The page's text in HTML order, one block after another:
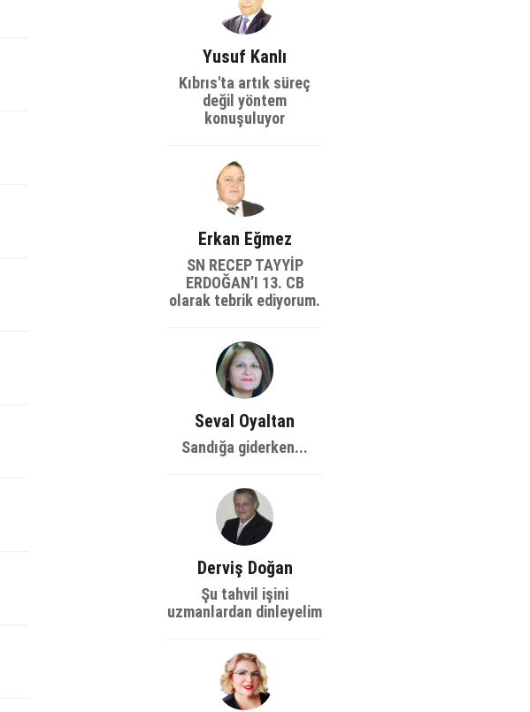
Yusuf Kanlı
Kıbrıs'ta artık süreç
değil yöntem
konuşuluyor
Erkan Eğmez
SN RECEP TAYYİP
ERDOĞAN’I 13. CB
olarak tebrik ediyorum.
Seval Oyaltan
Sandığa giderken...
Derviş Doğan
Şu tahvil işini
uzmanlardan dinleyelim